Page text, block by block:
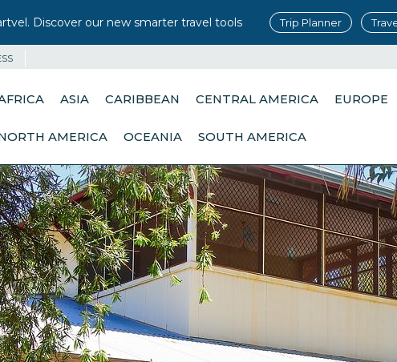
Discover our new smarter travel tools Trip Planner
ASIA CARIBBEAN CENTRAL AMERICA EUROPE
AMERICA OCEANIA SOUTH AMERICA